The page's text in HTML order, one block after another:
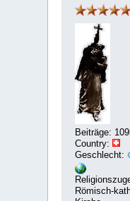
Beiträge:
Country:
Geschlecht:
Römisch-